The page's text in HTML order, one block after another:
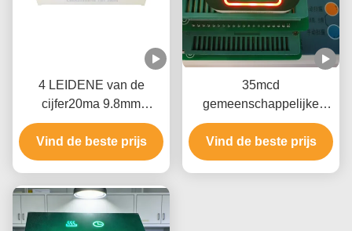
4 LEIDENE van de
cijfer20ma 9.8mm
Douane Vertoning voor
Slim Toilet
Vind de beste prijs
35mcd
gemeenschappelijke
LEIDENE van de
Anodedouane Vertoning
voor e-Sigaret
Vind de beste prijs